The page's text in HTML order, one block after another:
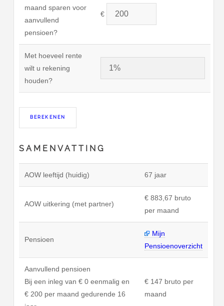
maand sparen voor
aanvullend
pensioen?
€
Met hoeveel rente
wilt u rekening
houden?
SAMENVATTING
AOW leeftijd (huidig) 67 jaar
AOW uitkering (met partner)
€ 883,67 bruto
per maand
Pensioen
Mijn
Pensioenoverzicht
Aanvullend pensioen
Bij een inleg van € 0 eenmalig en
€ 200 per maand gedurende 16
€ 147 bruto per
maand